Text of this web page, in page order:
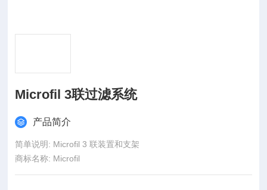
Microfil 3联过滤系统
产品简介
简单说明: Microfil 3 联装置和支架
商标名称: Microfil